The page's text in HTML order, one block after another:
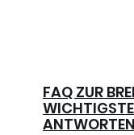
FAQ ZUR
ANTWORTEN